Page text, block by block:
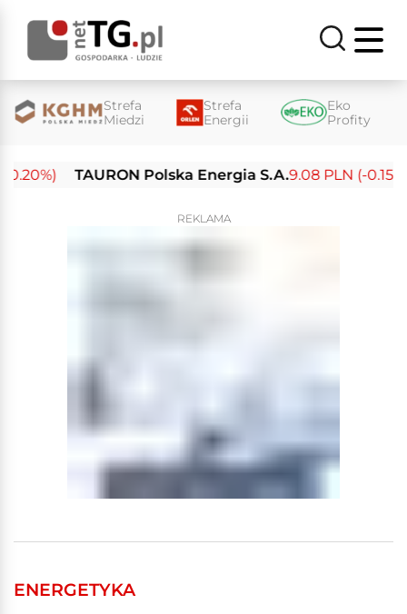
Strefa
Miedzi
Strefa
Energii
Eko
Profity
TAURON Polska Energia S.A.9.08 PLN (-0.15%)
REKLAMA
ENERGETYKA